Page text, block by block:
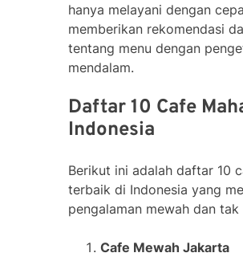
hanya melayani dengan
memberikan rekomendasi
tentang menu dengan
mendalam.
Daftar 10 Cafe
Indonesia
Berikut ini adalah daftar 10
terbaik di Indonesia yang
pengalaman mewah dan
Cafe Mewah Jakarta